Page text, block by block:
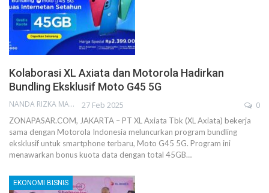
Kolaborasi XL Axiata dan Motorola Hadirkan
Bundling Eksklusif Moto G45 5G
NANDA RIZKA MAHENDRA 27 Feb 2025 0
ZONAPASAR.COM, JAKARTA – PT XL Axiata Tbk (XL Axiata) bekerja
sama dengan Motorola Indonesia meluncurkan program bundling
eksklusif untuk smartphone terbaru, Moto G45 5G. Program ini
menawarkan bonus kuota data dengan total 45GB…
EKONOMI BISNIS